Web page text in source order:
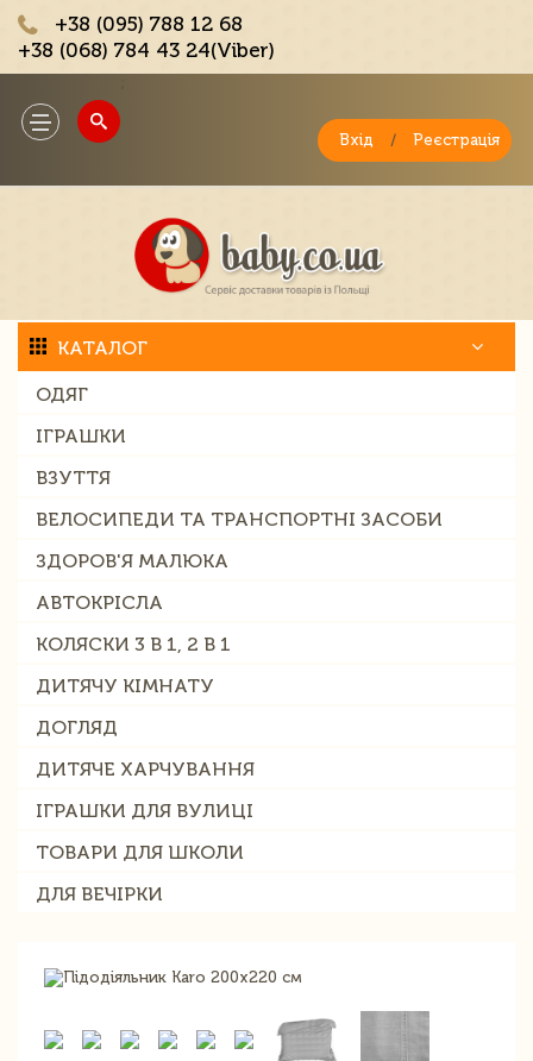
+38 (095) 788 12 68
+38 (068) 784 43 24(Viber)
Toggle
navigation
Вхід / Реєстрація
КАТАЛОГ
ОДЯГ
ІГРАШКИ
ВЗУТТЯ
ВЕЛОСИПЕДИ ТА ТРАНСПОРТНІ ЗАСОБИ
ЗДОРОВ'Я МАЛЮКА
АВТОКРІСЛА
КОЛЯСКИ 3 В 1, 2 В 1
ДИТЯЧУ КІМНАТУ
ДОГЛЯД
ДИТЯЧЕ ХАРЧУВАННЯ
ІГРАШКИ ДЛЯ ВУЛИЦІ
ТОВАРИ ДЛЯ ШКОЛИ
ДЛЯ ВЕЧІРКИ